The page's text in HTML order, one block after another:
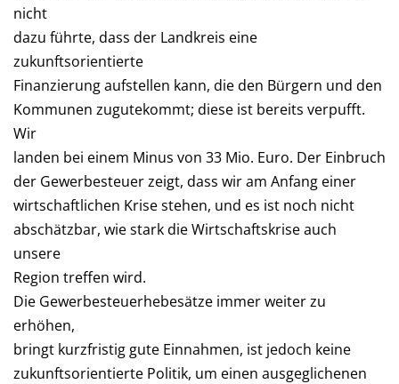
nicht
dazu führte, dass der Landkreis eine
zukunftsorientierte
Finanzierung aufstellen kann, die den Bürgern und den
Kommunen zugutekommt; diese ist bereits verpufft.
Wir
landen bei einem Minus von 33 Mio. Euro. Der Einbruch
der Gewerbesteuer zeigt, dass wir am Anfang einer
wirtschaftlichen Krise stehen, und es ist noch nicht
abschätzbar, wie stark die Wirtschaftskrise auch
unsere
Region treffen wird.
Die Gewerbesteuerhebesätze immer weiter zu
erhöhen,
bringt kurzfristig gute Einnahmen, ist jedoch keine
zukunftsorientierte Politik, um einen ausgeglichenen